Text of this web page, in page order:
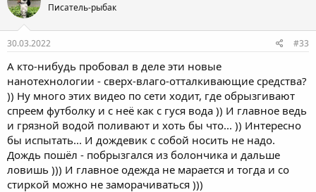
Писатель-рыбак
30.03.2022 #33
А кто-нибудь пробовал в деле эти новые
нанотехнологии - сверх-влаго-отталкивающие средства?
)) Ну много этих видео по сети ходит, где обрызгивают
спреем футболку и с неё как с гуся вода )) И главное ведь
и грязной водой поливают и хоть бы что... )) Интересно
бы испытать... И дождевик с собой носить не надо.
Дождь пошёл - побрызгался из болончика и дальше
ловишь ))) И главное одежда не марается и тогда и со
стиркой можно не заморачиваться )))